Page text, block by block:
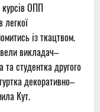
курсів ОПП
із ткацтвом.
викладач–
студентка другого
декоративно–
Кут.